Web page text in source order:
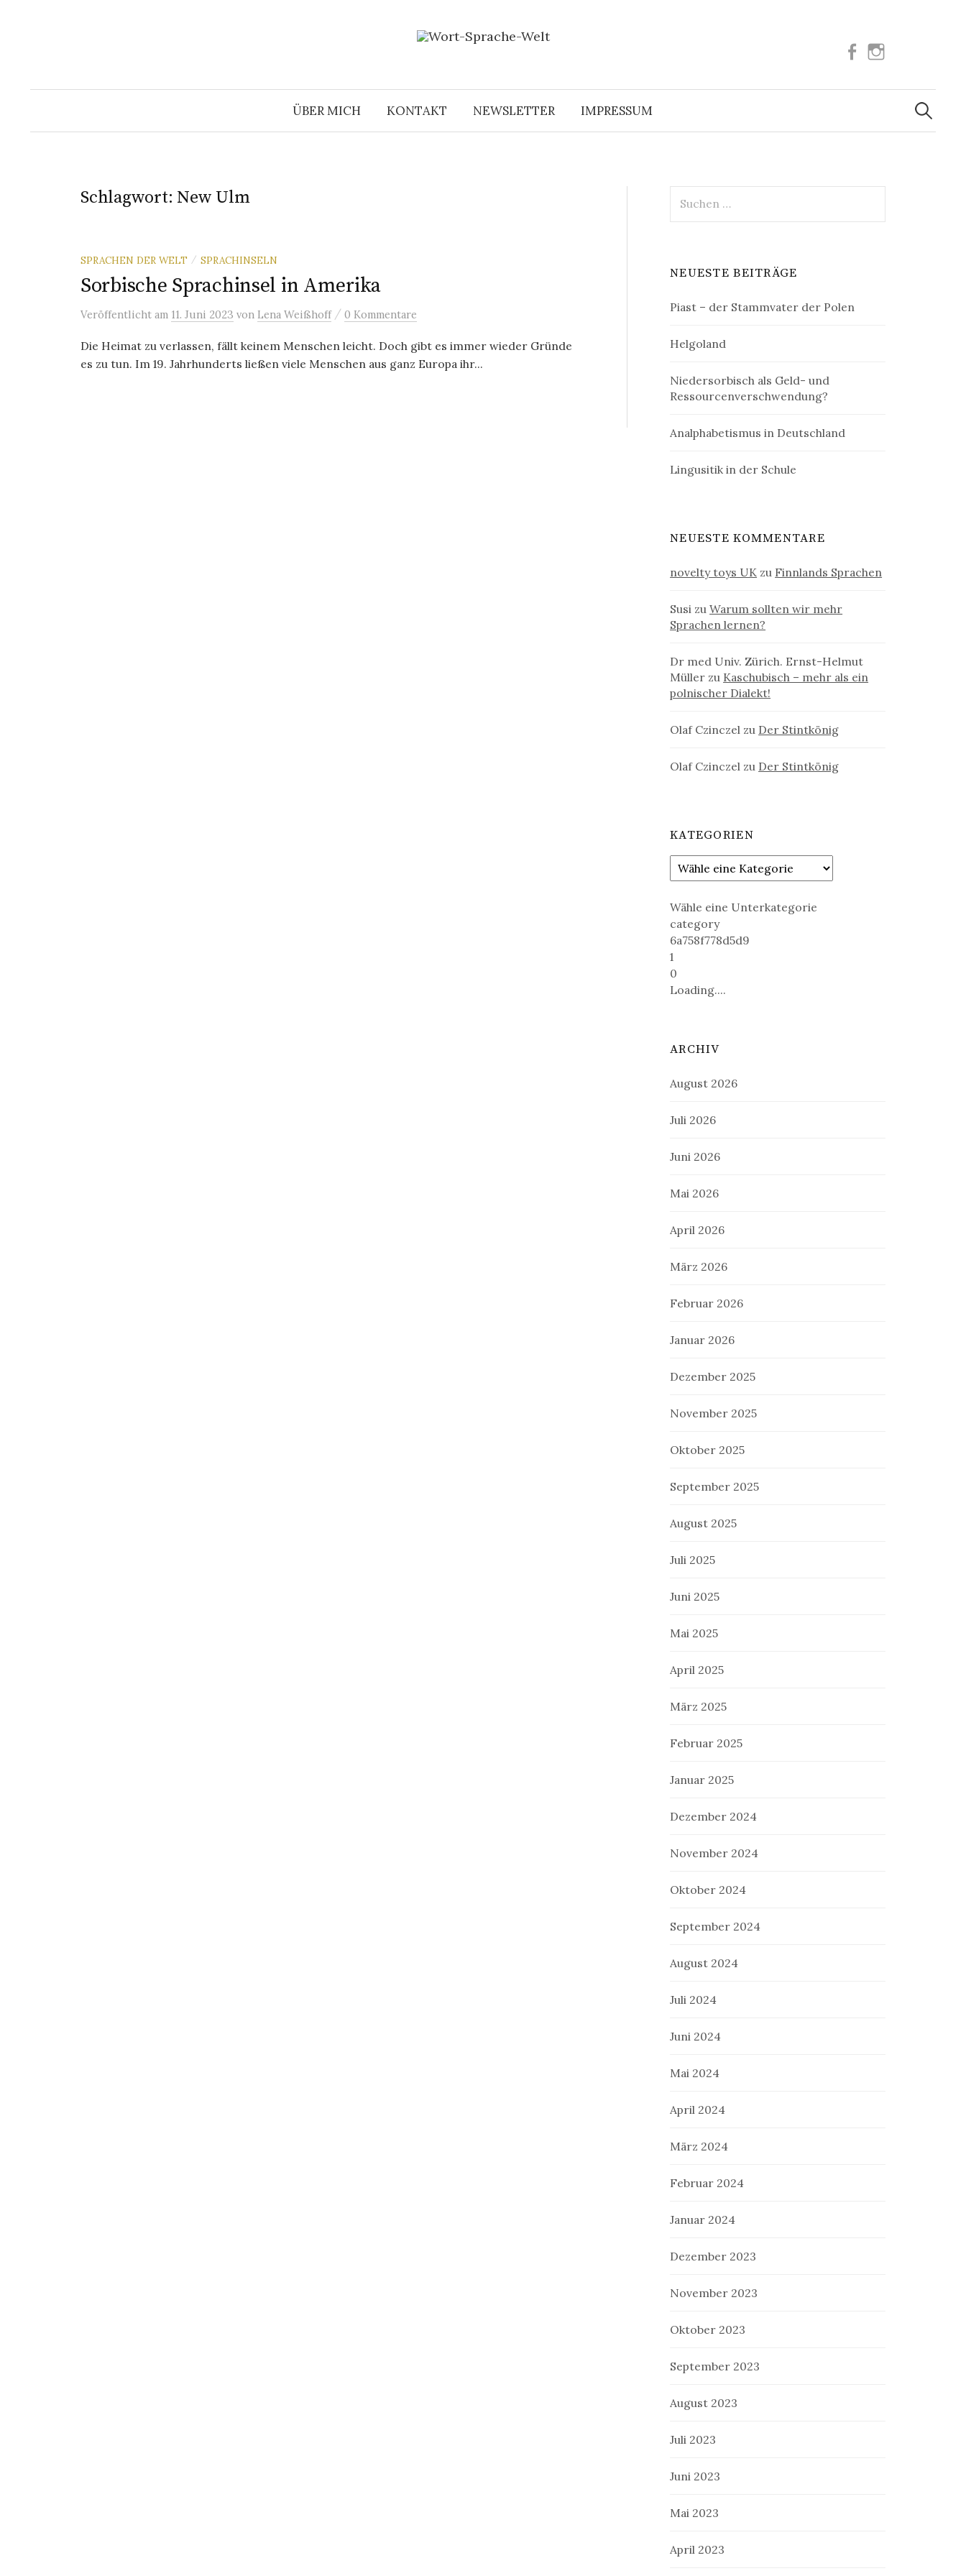
Facebook
ÜBER MICH KONTAKT NEWSLETTER IMPRESSUM
Suchen
nach:
Schlagwort: New Ulm
SPRACHEN DER WELT / SPRACHINSELN
Sorbische Sprachinsel in Amerika
Veröffentlicht am 11. Juni 2023 von Lena Weißhoff / 0 Kommentare
Die Heimat zu verlassen, fällt keinem Menschen leicht. Doch gibt es immer wieder Gründe
es zu tun. Im 19. Jahrhunderts ließen viele Menschen aus ganz Europa ihr...
nach:
NEUESTE BEITRÄGE
Piast – der Stammvater der Polen
Helgoland
Niedersorbisch als Geld- und
Ressourcenverschwendung?
Analphabetismus in Deutschland
Lingusitik in der Schule
NEUESTE KOMMENTARE
novelty toys UK zu Finnlands Sprachen
Susi zuWarum sollten wir mehr
Sprachen lernen?
Dr med Univ. Zürich. Ernst-Helmut
Müller zu Kaschubisch – mehr als ein
polnischer Dialekt!
Olaf Czinczel zu Der Stintkönig
Olaf Czinczel zu Der Stintkönig
KATEGORIEN
Wähle eine Unterkategorie
category
6a758f778d5d9
1
0
Loading....
ARCHIV
August 2026
Juli 2026
Juni 2026
Mai 2026
April 2026
März 2026
Februar 2026
Januar 2026
Dezember 2025
November 2025
Oktober 2025
September 2025
August 2025
Juli 2025
Juni 2025
Mai 2025
April 2025
März 2025
Februar 2025
Januar 2025
Dezember 2024
November 2024
Oktober 2024
September 2024
August 2024
Juli 2024
Juni 2024
Mai 2024
April 2024
März 2024
Februar 2024
Januar 2024
Dezember 2023
November 2023
Oktober 2023
September 2023
August 2023
Juli 2023
Juni 2023
Mai 2023
April 2023